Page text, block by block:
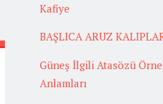
Kafiye
BAŞLICA ARUZ
Güneş İlgili Atasözü
Anlamları